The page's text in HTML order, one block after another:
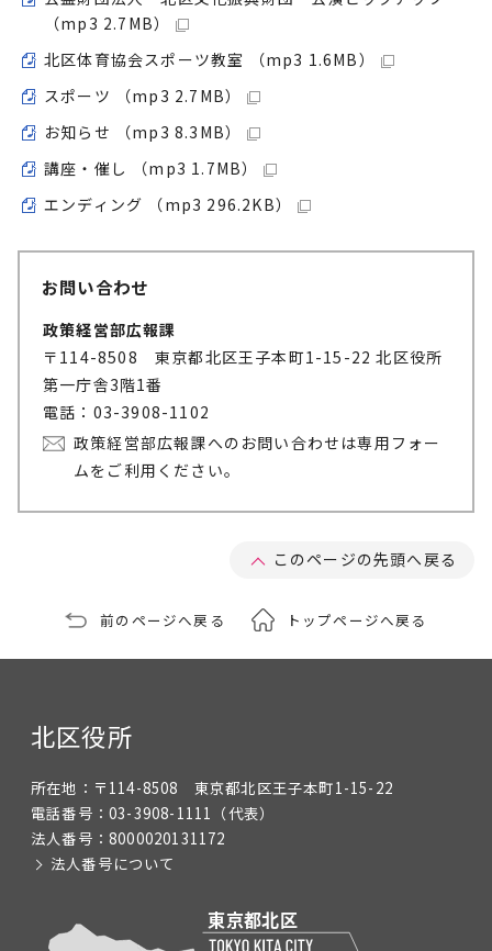
（mp3 2.7MB）
北区体育協会スポーツ教室 （mp3 1.6MB）
スポーツ （mp3 2.7MB）
お知らせ （mp3 8.3MB）
講座・催し （mp3 1.7MB）
エンディング （mp3 296.2KB）
お問い合わせ
政策経営部広報課
〒114-8508 東京都北区王子本町1-15-22 北区役所
第一庁舎3階1番
電話：03-3908-1102
政策経営部広報課へのお問い合わせは専用フォー
ムをご利用ください。
このページの先頭へ戻る
前のページへ戻る トップページへ戻る
北区役所
所在地： 〒114-8508 東京都北区王子本町1-15-22
電話番号： 03-3908-1111 （代表）
法人番号： 8000020131172
法人番号について